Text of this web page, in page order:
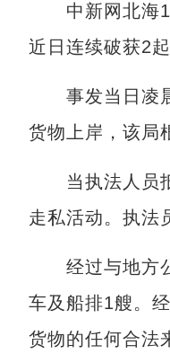
中新网北海12
近日连续破获2
事发当日凌晨
货物上岸，该局
当执法人员抵
走私活动。执法
经过与地方公
车及船排1艘。
货物的任何合法